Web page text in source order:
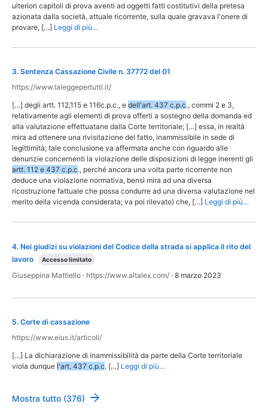
ulteriori capitoli di prova aventi ad oggetti fatti costitutivi della pretesa
azionata dalla società, attuale ricorrente, sulla quale gravava l'onere di
provare, […] Leggi di più…
3. Sentenza Cassazione Civile n. 37772 del 01
https://www.laleggepertutti.it/
[…] degli artt. 112,115 e 116c.p.c., e dell'art. 437 c.p.c., commi 2 e 3,
relativamente agli elementi di prova offerti a sostegno della domanda ed
alla valutazione effettuatane dalla Corte territoriale; […] essa, in realtà
mira ad ottenere una rivisitazione del fatto, inammissibile in sede di
legittimità; tale conclusione va affermata anche con riguardo alle
denunzie concernenti la violazione delle disposizioni di legge inerenti gli
artt. 112 e 437 c.p.c., perché ancora una volta parte ricorrente non
deduce una violazione normativa, bensì mira ad una diversa
ricostruzione fattuale che possa condurre ad una diversa valutazione nel
merito della vicenda considerata; va poi rilevato) che, […] Leggi di più…
4. Nei giudizi su violazioni del Codice della strada si applica il rito del
lavoro
Accesso limitato
Giuseppina Mattiello · https://www.altalex.com/ · 8 marzo 2023
5. Corte di cassazione
https://www.eius.it/articoli/
[…] La dichiarazione di inammissibilità da parte della Corte territoriale
viola dunque l'art. 437 c.p.c. […] Leggi di più…
Mostra tutto (376)